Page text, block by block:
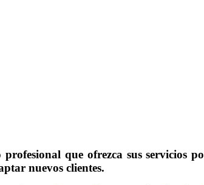
que ofrezca sus servicios
nuevos clientes.